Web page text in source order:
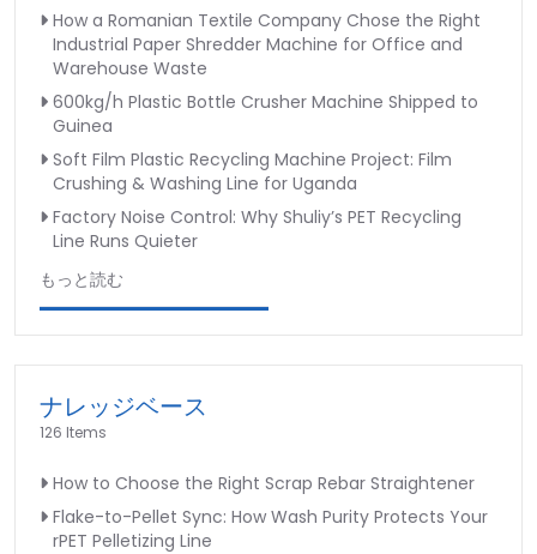
How a Romanian Textile Company Chose the Right
Industrial Paper Shredder Machine for Office and
Warehouse Waste
600kg/h Plastic Bottle Crusher Machine Shipped to
Guinea
Soft Film Plastic Recycling Machine Project: Film
Crushing & Washing Line for Uganda
Factory Noise Control: Why Shuliy’s PET Recycling
Line Runs Quieter
もっと読む
ナレッジベース
126 Items
How to Choose the Right Scrap Rebar Straightener
Flake-to-Pellet Sync: How Wash Purity Protects Your
rPET Pelletizing Line